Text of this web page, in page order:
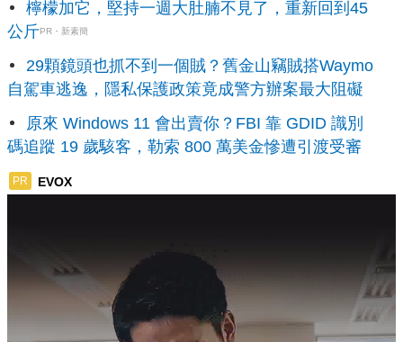
檸檬加它，堅持一週大肚腩不見了，重新回到45
公斤PR・新素簡
29顆鏡頭也抓不到一個賊？舊金山竊賊搭Waymo
自駕車逃逸，隱私保護政策竟成警方辦案最大阻礙
原來 Windows 11 會出賣你？FBI 靠 GDID 識別
碼追蹤 19 歲駭客，勒索 800 萬美金慘遭引渡受審
PR EVOX